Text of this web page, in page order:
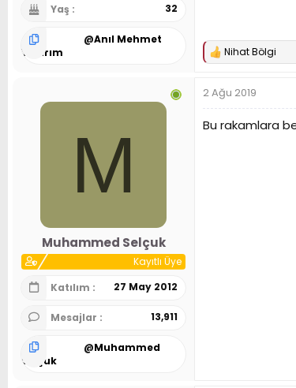
Yaş 32
@Anıl Mehmet
Yıldırım
T
k
i
l
e
Nihat Bölgi
M
Muhammed Selçuk
Kayıtlı Üye
Katılım
27 May 2012
Mesajlar 13,911
@Muhammed
Selçuk
2 Ağu 2019
Bu rakamlara